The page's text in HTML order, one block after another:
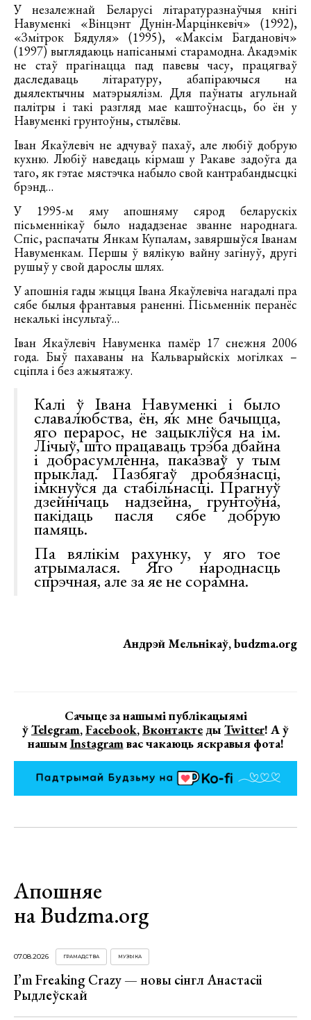
У незалежнай Беларусі літаратуразнаўчыя кнігі
Навуменкі «Вінцэнт Дунін-Марцінкевіч» (1992),
«Змітрок Бядуля» (1995), «Максім Багдановіч»
(1997) выглядаюць напісанымі старамодна. Акадэмік
не стаў прагінацца пад павевы часу, працягваў
даследаваць літаратуру, абапіраючыся на
дыялектычны матэрыялізм. Для паўнаты агульнай
палітры і такі разгляд мае каштоўнасць, бо ён у
Навуменкі грунтоўны, стылёвы.
Іван Якаўлевіч не адчуваў пахаў, але любіў добрую
кухню. Любіў наведаць кірмаш у Ракаве задоўга да
таго, як гэтае мястэчка набыло свой кантрабандысцкі
брэнд…
У 1995-м яму апошняму сярод беларускіх
пісьменнікаў было нададзенае званне народнага.
Спіс, распачаты Янкам Купалам, завяршыўся Іванам
Навуменкам. Першы ў вялікую вайну загінуў, другі
рушыў у свой дарослы шлях.
У апошнія гады жыцця Івана Якаўлевіча нагадалі пра
сябе былыя франтавыя раненні. Пісьменнік перанёс
некалькі інсультаў…
Іван Якаўлевіч Навуменка памёр 17 снежня 2006
года. Быў пахаваны на Кальварыйскіх могілках –
сціпла і без ажыятажу.
Калі ў Івана Навуменкі і было
славалюбства, ён, як мне бачыцца,
яго перарос, не зацыкліўся на ім.
Лічыў, што працаваць трэба дбайна
і добрасумленна, паказваў у тым
прыклад. Пазбягаў дробязнасці,
імкнуўся да стабільнасці. Прагнуў
дзейнічаць надзейна, грунтоўна,
пакідаць пасля сябе добрую
памяць.
Па вялікім рахунку, у яго тое
атрымалася. Яго народнасць
спрэчная, але за яе не сорамна.
Андрэй Мельнікаў, budzma.org
Сачыце за нашымі публікацыямі
ўTelegram,Facebook,Вконтактеды Twitter! А ў
нашымInstagramвас чакаюць яскравыя фота!
Апошняе
на Budzma.org
07.08.2026 ГРАМАДСТВА МУЗЫКА
I’m Freaking Crazy — новы сінгл Анастасіі
Рыдлеўскай